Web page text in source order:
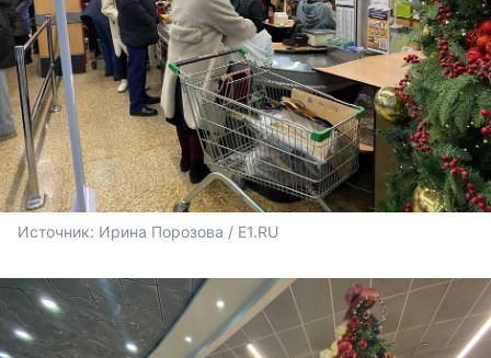
Источник: Ирина Порозова / E1.RU